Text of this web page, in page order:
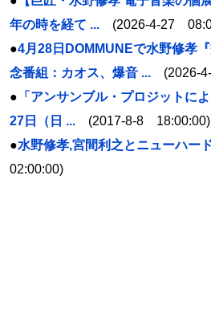
年の時を経て ... (2026-4-27
●4月28日DOMMUNEで水野修孝
念番組：カオス、爆音 ... (2026-
● 「アンサンブル・プロジットに
27日（日 ... (2017-8-8 18:00:00)
●水野修孝,宮間利之とニューハー
02:00:00)